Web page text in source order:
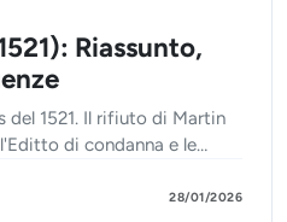
Riassunto,
del 1521. Il rifiuto di Martin
di condanna e le
28/01/2026